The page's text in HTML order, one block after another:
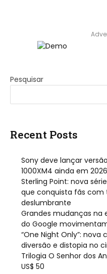
Pesquisar
Recent Posts
Sony deve lançar
1000XM4 ainda em 2026
Sterling Point: nova
que conquista fãs
deslumbrante
Grandes mudanças na
do Google
“One Night Only”:
diversão e distopia no
Trilogia O Senhor dos
US$ 50